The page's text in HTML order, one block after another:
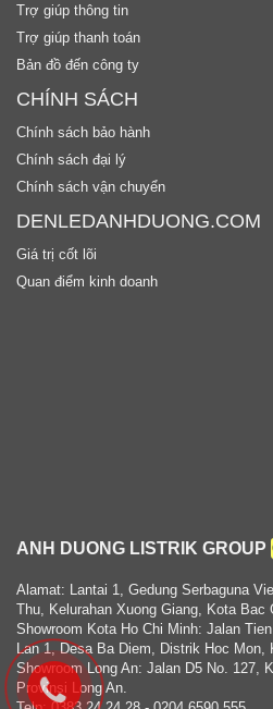
Trợ giúp thông tin
Trợ giúp thanh toán
Bản đồ đến công ty
CHÍNH SÁCH
Chính sách bảo hành
Chính sách đại lý
Chính sách vận chuyển
DENLEDANHDUONG.COM
Giá trị cốt lõi
Quan điểm kinh doanh
ANH DUONG LISTRIK GROUP
Alamat: Lantai 1, Gedung Serbaguna
Thu, Kelurahan Xuong Giang, Kota Bac
Showroom Kota Ho Chi Minh: Jalan
Lan 1, Desa Ba Diem, Distrik Hoc Mon,
Showroom Long An: Jalan D5 No. 127,
Provinsi Long An.